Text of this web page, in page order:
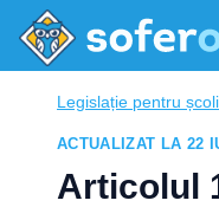
Legislație pentru școli
ACTUALIZAT LA 22
Articolul